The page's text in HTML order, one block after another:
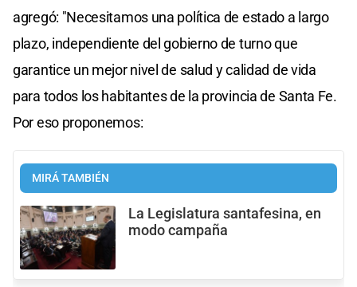
agregó: "Necesitamos una política de estado a largo
plazo, independiente del gobierno de turno que
garantice un mejor nivel de salud y calidad de vida
para todos los habitantes de la provincia de Santa Fe.
Por eso proponemos:
MIRÁ TAMBIÉN
La Legislatura santafesina, en
modo campaña